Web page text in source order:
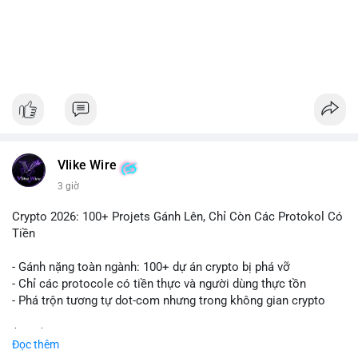
Vlike Wire
3 giờ
Crypto 2026: 100+ Projets Gánh Lên, Chỉ Còn Các Protokol Có
Tiền
- Gánh nặng toàn ngành: 100+ dự án crypto bị phá vỡ
- Chỉ các protocole có tiền thực và người dùng thực tồn
- Phá trộn tương tự dot-com nhưng trong không gian crypto
Đọc thêm